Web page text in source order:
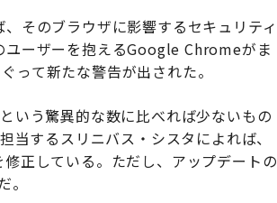
そのブラウザに影響するセキュリティ
ユーザーを抱えるGoogle Chromeがま
って新たな警告が出された。
いう驚異的な数に比べれば少ないもの
するスリニバス・シスタによれば、
正している。ただし、アップデートの